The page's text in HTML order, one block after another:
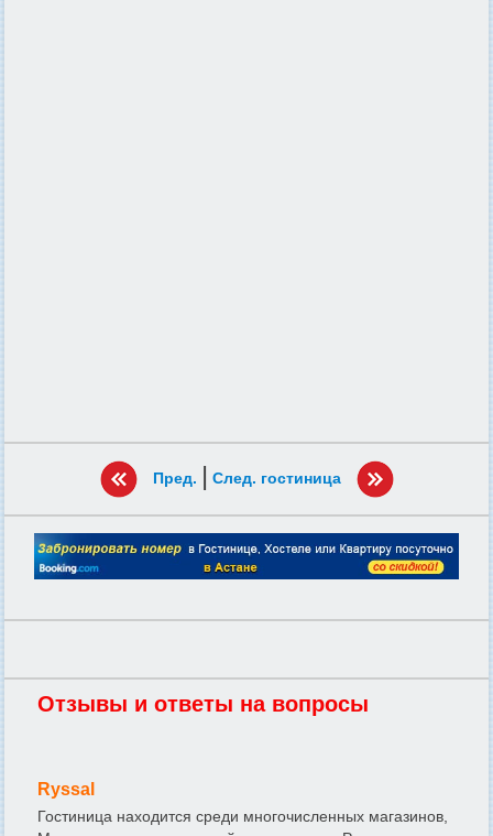
Пред. | След. гостиница
Отзывы и ответы на вопросы
Ryssal
Гостиница находится среди многочисленных магазинов,